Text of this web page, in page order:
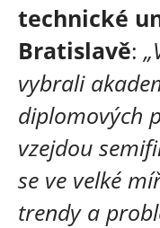
technické
Bratislavě:
vybrali
diplomových
vzejdou
se ve velké
trendy a